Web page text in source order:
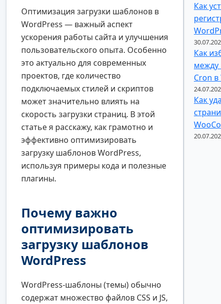
Оптимизация загрузки шаблонов в
WordPress — важный аспект
ускорения работы сайта и улучшения
пользовательского опыта. Особенно
это актуально для современных
проектов, где количество
подключаемых стилей и скриптов
может значительно влиять на
скорость загрузки страниц. В этой
статье я расскажу, как грамотно и
эффективно оптимизировать
загрузку шаблонов WordPress,
используя примеры кода и полезные
плагины.
Почему важно
оптимизировать
загрузку шаблонов
WordPress
WordPress-шаблоны (темы) обычно
содержат множество файлов CSS и JS,
Как
Как
между
Cron
Как